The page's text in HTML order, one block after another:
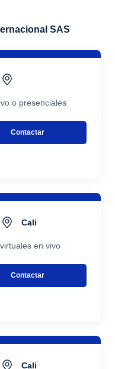
SAS
o presenciales
Contactar
Cali
en vivo
Contactar
Cali